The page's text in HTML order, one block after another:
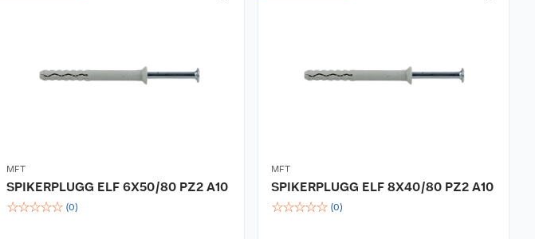
MFT
SPIKERPLUGG ELF 6X50/80 PZ2 A10
☆☆☆☆☆ (0)
MFT
SPIKERPLUGG ELF 8X40/80 PZ2 A10
☆☆☆☆☆ (0)